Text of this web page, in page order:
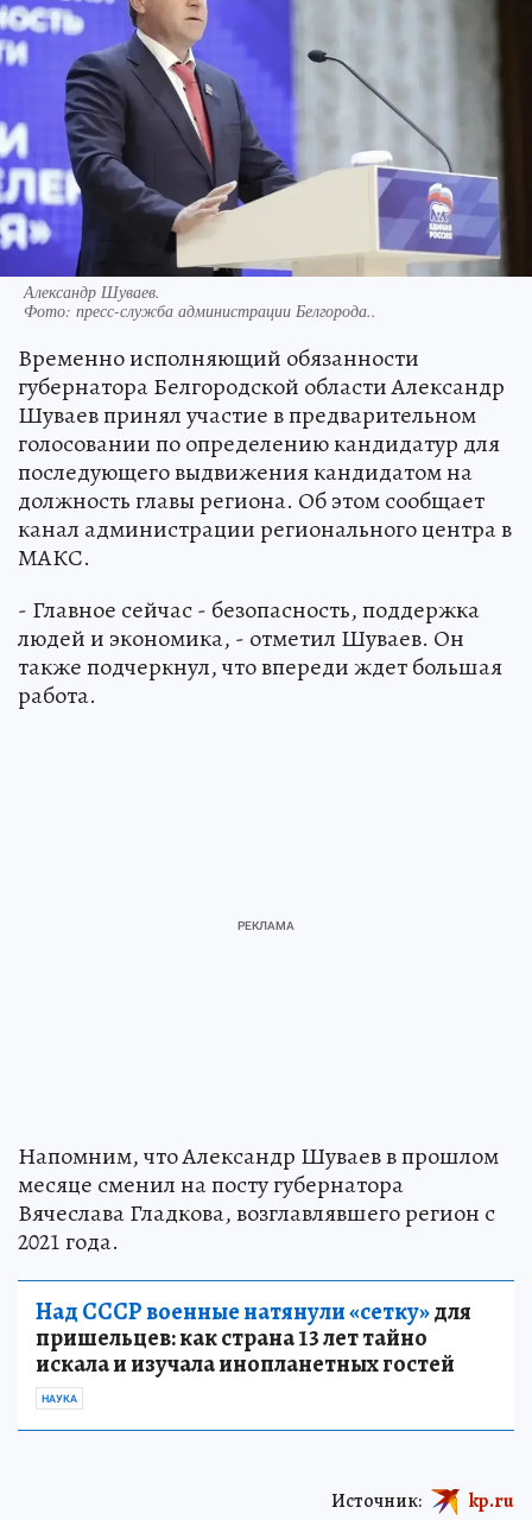
Александр Шуваев.
Фото: пресс-служба администрации Белгорода..
Временно исполняющий обязанности
губернатора Белгородской области Александр
Шуваев принял участие в предварительном
голосовании по определению кандидатур для
последующего выдвижения кандидатом на
должность главы региона. Об этом сообщает
канал администрации регионального центра в
МАКС.
- Главное сейчас - безопасность, поддержка
людей и экономика, - отметил Шуваев. Он
также подчеркнул, что впереди ждет большая
работа.
Напомним, что Александр Шуваев в прошлом
месяце сменил на посту губернатора
Вячеслава Гладкова, возглавлявшего регион с
2021 года.
Над СССР военные натянули «сетку»для
пришельцев: как страна 13 лет тайно
искала и изучала инопланетных гостей
НАУКА
Источник: kp.ru